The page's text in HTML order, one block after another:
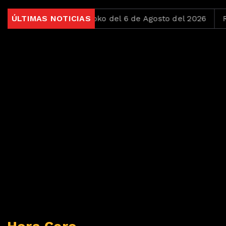
ÚLTIMAS NOTICIAS
2026 Jueves Loko del 6 de Agosto del 2026